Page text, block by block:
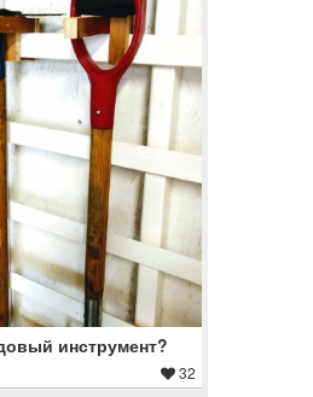
инструмент?
32